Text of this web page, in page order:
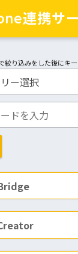
連携サ
絞り込みをした後にキ